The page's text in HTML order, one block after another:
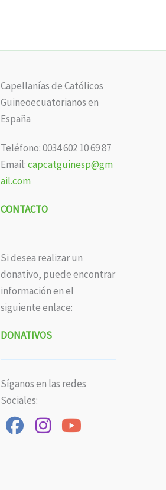
Capellanías de Católicos
Guineoecuatorianos en
España
Teléfono: 0034 602 10 69 87
Email:capcatguinesp@gm
ail.com
CONTACTO
Si desea realizar un
donativo, puede encontrar
información en el
siguiente enlace:
DONATIVOS
Síganos en las redes
Sociales: